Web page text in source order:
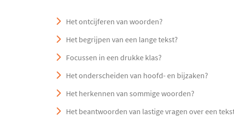
Het ontcijferen van woorden?
Het begrijpen van een lange tekst?
Focussen in een drukke klas?
Het onderscheiden van hoofd- en bijzaken?
Het herkennen van sommige woorden?
Het beantwoorden van lastige vragen over een